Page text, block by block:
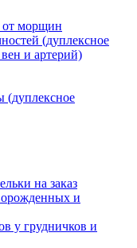
от морщин
(дуплексное
и артерий)
(дуплексное
на заказ
и
у грудничков и